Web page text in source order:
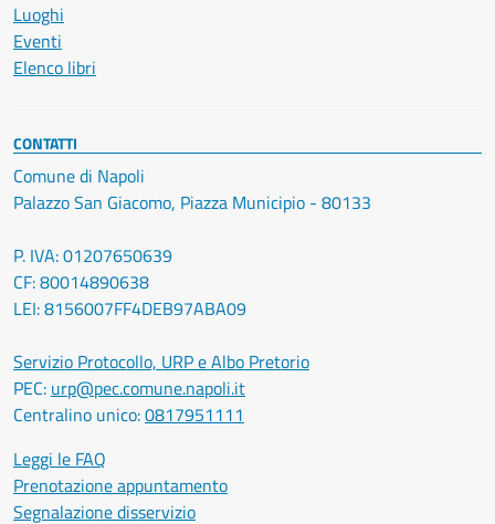
Luoghi
Eventi
Elenco libri
CONTATTI
Comune di Napoli
Palazzo San Giacomo, Piazza Municipio - 80133
P. IVA: 01207650639
CF: 80014890638
LEI: 8156007FF4DEB97ABA09
Servizio Protocollo, URP e Albo Pretorio
PEC: urp@pec.comune.napoli.it
Centralino unico:0817951111
Leggi le FAQ
Prenotazione appuntamento
Segnalazione disservizio